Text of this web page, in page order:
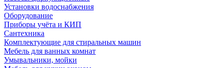
Установки водоснабжения
Оборудование
Приборы учёта и КИП
Сантехника
Комплектующие для стиральных машин
Мебель для ванных комнат
Умывальники, мойки